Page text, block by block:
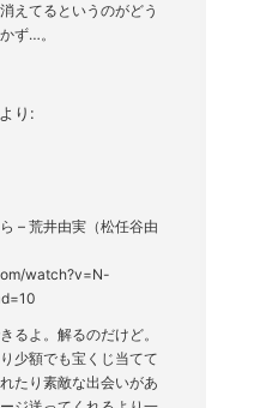
えてるというのがどう
ず…。
より:
– 荒井由実（松任谷由
watch?v=N-
るよ。解るのだけど。
少額でも宝くじ当てて
たり素敵な出会いがあ